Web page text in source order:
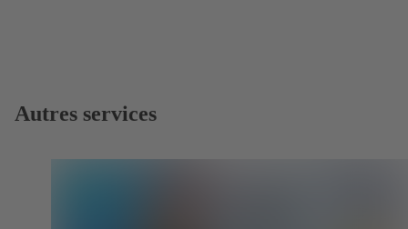
Autres services